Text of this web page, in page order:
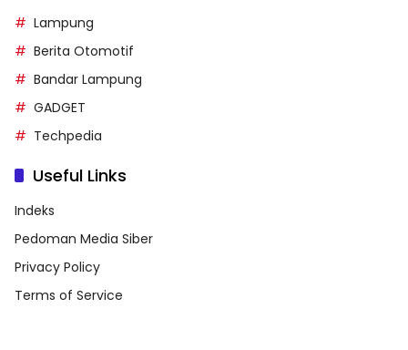
Lampung
Berita Otomotif
Bandar Lampung
GADGET
Techpedia
Useful Links
Indeks
Pedoman Media Siber
Privacy Policy
Terms of Service